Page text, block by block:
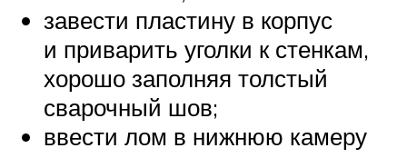
завести пластину в корпус
и приварить уголки к стенкам,
хорошо заполняя толстый
сварочный шов;
ввести лом в нижнюю камеру